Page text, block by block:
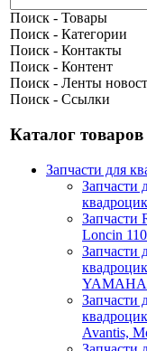
Поиск - Товары
Поиск - Категории
Поиск - Контакты
Поиск - Контент
Поиск - Ленты
Поиск - Ссылки
Каталог товаров
Запчасти для
Запчасти
Запчасти
Loncin
Запчасти
Запчасти
Avantis,